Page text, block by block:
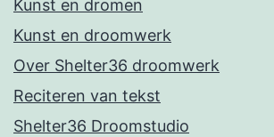
Kunst en dromen
Kunst en droomwerk
Over Shelter36 droomwerk
Reciteren van tekst
Shelter36 Droomstudio